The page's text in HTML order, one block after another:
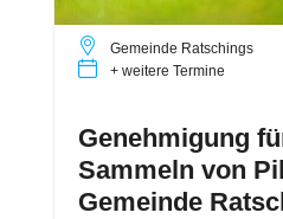
Gemeinde Ratschings
+ weitere Termine
Genehmigung
Sammeln von
Gemeinde